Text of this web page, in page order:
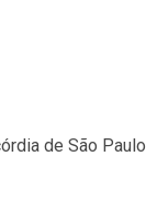
de São Paulo